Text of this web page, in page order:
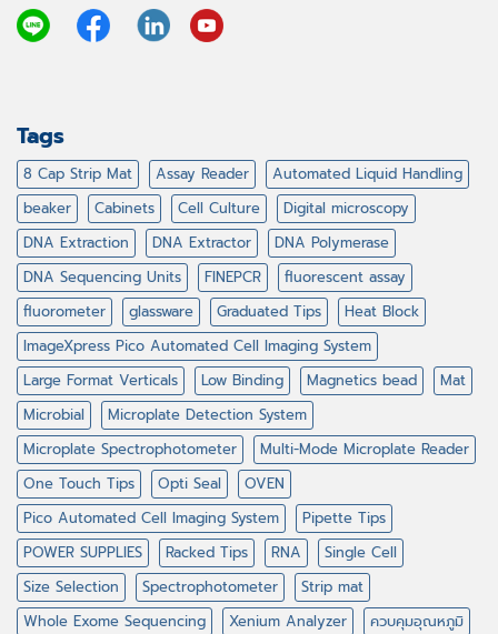
Tags
8 Cap Strip Mat Assay Reader
Automated Liquid Handling
beaker
Cabinets Cell Culture
Digital microscopy
DNA Extraction
DNA Extractor
DNA Polymerase
DNA Sequencing Units
FINEPCR
fluorescent assay
fluorometer
glassware Graduated Tips
Heat Block
ImageXpress Pico Automated Cell Imaging System
Large Format Verticals
Low Binding Magnetics bead
Mat
Microbial
Microplate Detection System
Microplate Spectrophotometer
Multi-Mode Microplate Reader
One Touch Tips
Opti Seal
OVEN
Pico Automated Cell Imaging System
Pipette Tips
POWER SUPPLIES
Racked Tips RNA
Single Cell
Size Selection
Spectrophotometer
Strip mat
Whole Exome Sequencing
Xenium Analyzer
ควบคุมอุณหภูมิ